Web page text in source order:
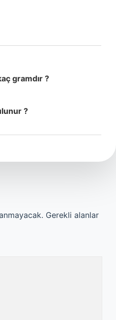
gramdır ?
?
Gerekli alanlar